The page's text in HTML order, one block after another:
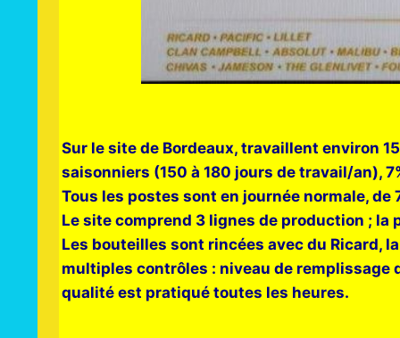
Sur le site de Bordeaux, travaillent environ
saisonniers (150 à 180 jours de travail/an),
Tous les postes sont en journée normale, de
Le site comprend 3 lignes de production ;
Les bouteilles sont rincées avec du Ricard,
multiples contrôles : niveau de remplissage
qualité est pratiqué toutes les heures.